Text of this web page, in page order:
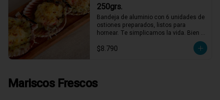
250grs.
Bandeja de aluminio con 6 unidades de
ostiones preparados, listos para
hornear. Te simplicamos la vida. Bien
minutos y servir.
$8.790
Mariscos Frescos